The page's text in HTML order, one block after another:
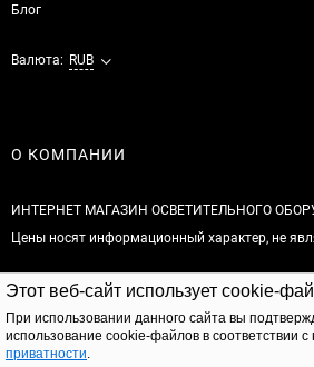
Этот веб-сайт использует cookie-
При использовании данного сайта вы
использование cookie-файлов в соответствии
приватности.
Блог
Валюта: RUB
О КОМПАНИИ
ИНТЕРНЕТ МАГАЗИН ОСВЕТИТЕЛЬНОГО
Цены носят информационный характер, не
© 2026
Полная версия сайта